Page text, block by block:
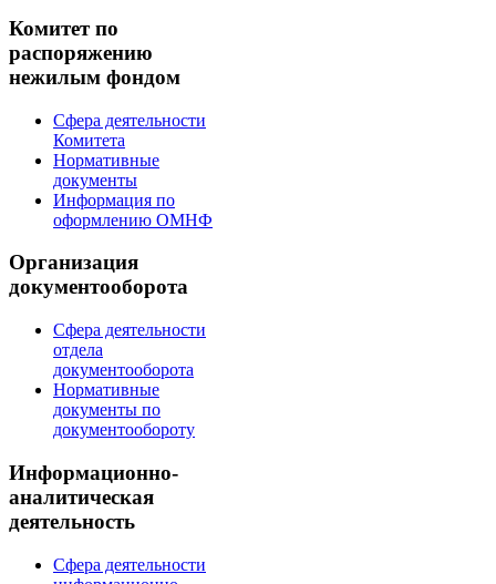
Комитет по
распоряжению
нежилым фондом
Сфера деятельности
Комитета
Нормативные
документы
Информация по
оформлению ОМНФ
Организация
документооборота
Сфера деятельности
отдела
документооборота
Нормативные
документы по
документообороту
Информационно-
аналитическая
деятельность
Сфера деятельности